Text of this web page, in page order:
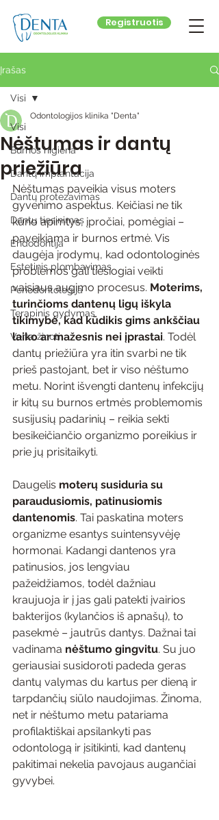
Registruotis
Įrašas
Visi
Burnos higiena
Dantų implantacija
Dantų protezavimas
Dantų tiesinimas
Endodontija
Estetinis plombavimas
Periodontologija
Terapinis gydymas
Verta žinoti
Visi
Nėštumas ir dantų
priežiūra
Odontologijos klinika "Denta"
Nėštumas paveikia visus moters
gyvenimo aspektus. Keičiasi ne tik
kūno apimtys, įpročiai, pomėgiai –
paveikiama ir burnos ertmė. Vis
daugėja įrodymų, kad odontologinės
problemos gali tiesiogiai veikti
vaisiaus augimo procesus. Moterims,
turinčioms dantenų ligų iškyla
tikimybė, kad kūdikis gims ankščiau
laiko ar mažesnis nei įprastai. Todėl
dantų priežiūra yra itin svarbi ne tik
prieš pastojant, bet ir viso nėštumo
metu. Norint išvengti dantenų infekcijų
ir kitų su burnos ertmės problemomis
susijusių padarinių – reikia sekti
besikeičiančio organizmo poreikius ir
prie jų prisitaikyti.
Daugelis moterų susiduria su
paraudusiomis, patinusiomis
dantenomis. Tai paskatina moters
organizme esantys suintensyvėję
hormonai. Kadangi dantenos yra
patinusios, jos lengviau
pažeidžiamos, todėl dažniau
kraujuoja ir į jas gali patekti įvairios
bakterijos (kylančios iš apnašų), to
pasekmė – jautrūs dantys. Dažnai tai
vadinama nėštumo gingvitu. Su juo
geriausiai susidoroti padeda geras
dantų valymas du kartus per dieną ir
tarpdančių siūlo naudojimas. Žinoma,
net ir nėštumo metu patariama
profilaktiškai apsilankyti pas
odontologą ir įsitikinti, kad dantenų
pakitimai nekelia pavojaus augančiai
gyvybei.